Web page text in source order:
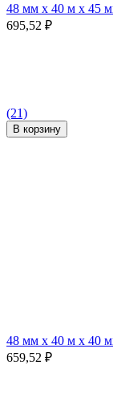
48 мм x 40 м x 45
695,52 ₽
(21)
В корзину
48 мм x 40 м x 40
659,52 ₽